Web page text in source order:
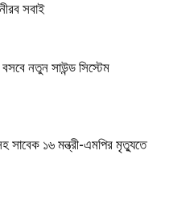
সবাই
নতুন সাউন্ড সিস্টেম
সাবেক ১৬ মন্ত্রী-এমপির মৃত্যুতে